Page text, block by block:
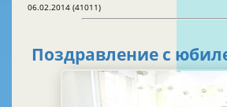
06.02.2014 (41011)
Поздравление с